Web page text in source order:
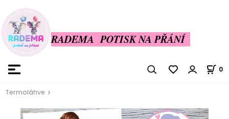
RADEMA POTISK NA PŘÁNÍ
0
Termoláhve